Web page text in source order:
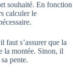
souhaité. En fonction
calculer le
faut s’assurer que la
la montée. Sinon, il
pente.